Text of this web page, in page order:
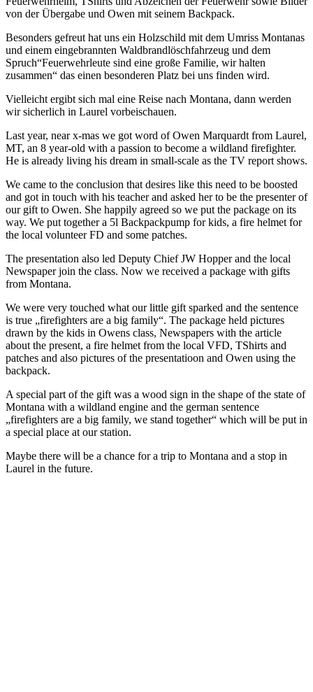
von der Übergabe und Owen mit seinem Backpack.
Besonders gefreut hat uns ein Holzschild mit dem Umriss Montanas
und einem eingebrannten Waldbrandlöschfahrzeug und dem
Spruch“Feuerwehrleute sind eine große Familie, wir halten
zusammen“ das einen besonderen Platz bei uns finden wird.
Vielleicht ergibt sich mal eine Reise nach Montana, dann werden
wir sicherlich in Laurel vorbeischauen.
Last year, near x-mas we got word of Owen Marquardt from Laurel,
MT, an 8 year-old with a passion to become a wildland firefighter.
He is already living his dream in small-scale as the TV report shows.
We came to the conclusion that desires like this need to be boosted
and got in touch with his teacher and asked her to be the presenter of
our gift to Owen. She happily agreed so we put the package on its
way. We put together a 5l Backpackpump for kids, a fire helmet for
the local volunteer FD and some patches.
The presentation also led Deputy Chief JW Hopper and the local
Newspaper join the class. Now we received a package with gifts
from Montana.
We were very touched what our little gift sparked and the sentence
is true „firefighters are a big family“. The package held pictures
drawn by the kids in Owens class, Newspapers with the article
about the present, a fire helmet from the local VFD, TShirts and
patches and also pictures of the presentatioon and Owen using the
backpack.
A special part of the gift was a wood sign in the shape of the state of
Montana with a wildland engine and the german sentence
„firefighters are a big family, we stand together“ which will be put in
a special place at our station.
Maybe there will be a chance for a trip to Montana and a stop in
Laurel in the future.